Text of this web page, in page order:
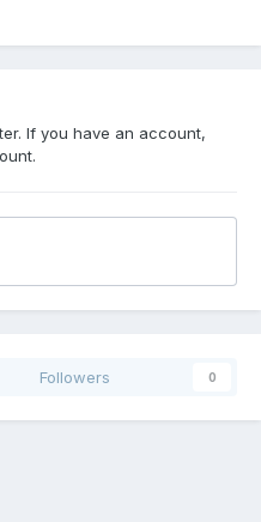
If you have an account,
Followers 0